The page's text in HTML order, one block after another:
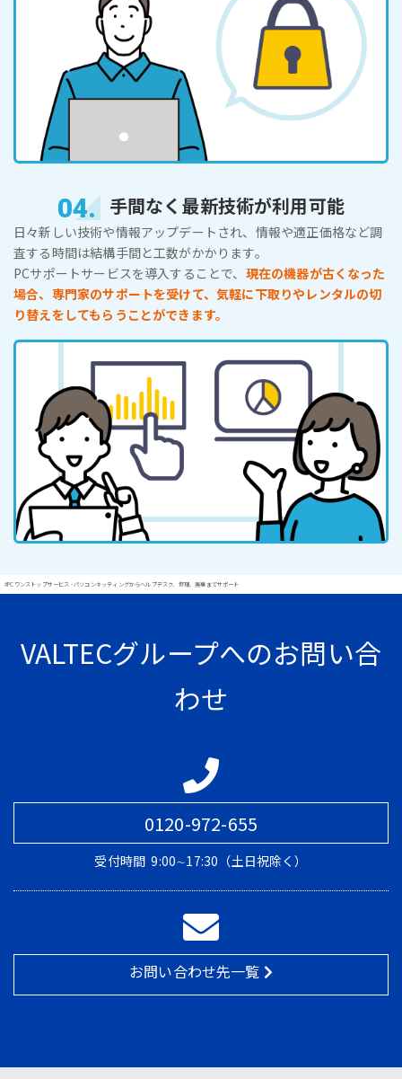
04. 手間なく最新技術が利用可能
日々新しい技術や情報アップデートされ、情報や適正価格など調
査する時間は結構手間と工数がかかります。
PCサポートサービスを導入することで、 現在の機器が古くなった
場合、専門家のサポートを受けて、気軽に下取りやレンタルの切
り替えをしてもらうことができます。
#PCワンストップサービス - パソコンキッティングからヘルプデスク、修理、廃棄までサポート
VALTECグループへのお問い合
わせ
0120-972-655
受付時間 9:00∼17:30（土日祝除く）
お問い合わせ先一覧